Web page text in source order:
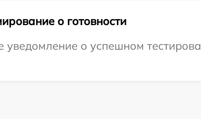
о готовности
уведомление о успешном